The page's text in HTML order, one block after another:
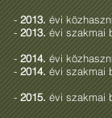
- 2013. évi
- 2013. évi szakmai
- 2014. évi
- 2014. évi szakmai
- 2015. évi szakmai